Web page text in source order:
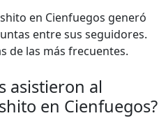
en Cienfuegos generó
entre sus seguidores.
de las más frecuentes.
asistieron al
en Cienfuegos?